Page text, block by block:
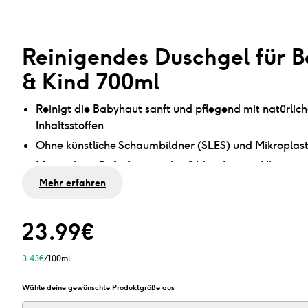
Reinigendes Duschgel für
& Kind 700ml
Reinigt die Babyhaut sanft und pflegend mit
Inhaltsstoffen
Ohne künstliche Schaumbildner (SLES) und
Mit sanftem Duft, frei von den 26 häufigsten Allergenen
Flasche leer? Fülle sie mit unserem Nachfüllpack nach
In praktischer Pumpflasche
Mehr erfahren
23.99€
3.43€/100ml
Wähle deine gewünschte Produktgröße aus